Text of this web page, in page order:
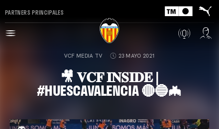
PARTNERS PRINCIPALES
VCF MEDIA TV 23 MAYO 2021
🎥 𝐕𝐂𝐅 𝐈𝐍𝐒𝐈𝐃𝐄 |
#HUESCAVALENCIA 🔴🔵🦇